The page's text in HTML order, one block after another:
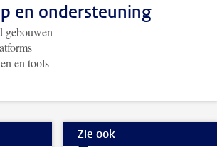
en ondersteuning
gebouwen
en tools
Zie ook